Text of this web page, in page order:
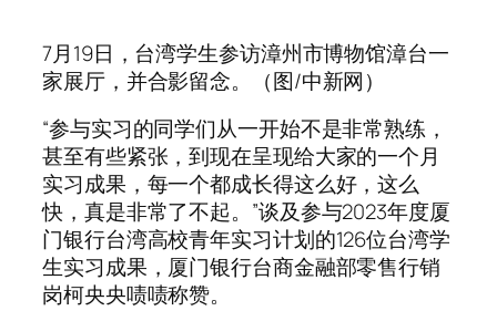
7月19日，台湾学生参访漳州市博物馆漳台一
家展厅，并合影留念。（图/中新网）
“参与实习的同学们从一开始不是非常熟练，
甚至有些紧张，到现在呈现给大家的一个月
实习成果，每一个都成长得这么好，这么
快，真是非常了不起。”谈及参与2023年度厦
门银行台湾高校青年实习计划的126位台湾学
生实习成果，厦门银行台商金融部零售行销
岗柯央央啧啧称赞。